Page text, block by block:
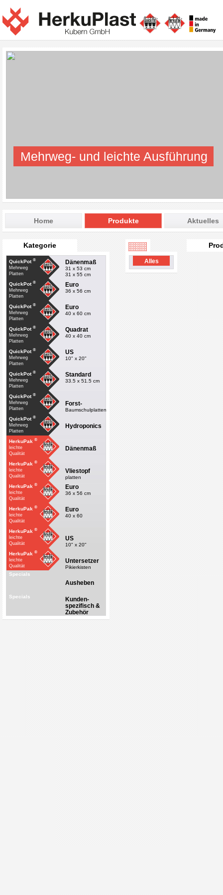
Mehrweg- und leichte Ausführung
Home Produkte Aktuelles
Kategorie
QuickPot ®
Mehrweg
Platten
Dänenmaß
31 x 53 cm
31 x 55 cm
QuickPot ®
Mehrweg
Platten
Euro
36 x 56 cm
QuickPot ®
Mehrweg
Platten
Euro
40 x 60 cm
QuickPot ®
Mehrweg
Platten
Quadrat
40 x 40 cm
QuickPot ®
Mehrweg
Platten
US
10" x 20"
QuickPot ®
Mehrweg
Platten
Standard
33.5 x 51.5 cm
QuickPot ®
Mehrweg
Platten
Forst-
Baumschulplatten
QuickPot ®
Mehrweg
Platten
Hydroponics
HerkuPak ®
leichte
Qualität
Dänenmaß
HerkuPak ®
leichte
Qualität
Vliestopf
platten
HerkuPak ®
leichte
Qualität
Euro
36 x 56 cm
HerkuPak ®
leichte
Qualität
Euro
40 x 60
HerkuPak ®
leichte
Qualität
US
10" x 20"
HerkuPak ®
leichte
Qualität
Untersetzer
Pikierkisten
Specials
Ausheben
Specials
Kunden-
spezifisch &
Zubehör
Alles